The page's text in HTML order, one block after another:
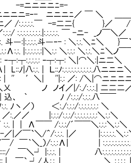
ニﾆ=-
ニニニﾆ／ ￣ ＼ ＿＿
/:.:.:.:.:.￣ -=二二{ }／ /
￣ -ニ- _ノ￣＼／
斗―‐- : ＼:.:.＼ﾆ＼ }￣
＼:.: ＼:.:.: ＼:.:.＼ﾆ＼ノ￣
‐┬:┬: ＼|⌒＼:|ニ二＼
Ｌ::ﾉ:.:.:.:.:.:.:.:.:.:.八ニニニ
／: /＼|⌒ニニニ
|/:./:.:.:.| 二二二／ 幾つ
ﾉ /:.:.:/:.:.:.八￣￣
） ＜:./:.:.:/:.:.:.:.:.:.: ＼
|:.:.:/:.:.:/:.:.:.:.:.:.:.:＼:.:＼
| Λ￣￣ /:.:.:/´￣￣＼:.:.:＼:.:＼
￣`＼/＾/:.:.:. |／ |:.:.:.:.:.＼:.:
/ ￣｀＼_）/:.:.:Λ| |
￣＼┘ |:.:.:. | 八
| ￣` ┘/人:.:. | ＼ :.:.:.:.